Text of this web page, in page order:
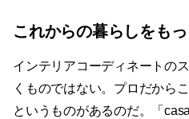
これからの暮らしをも
インテリアコーディネートの
くものではない。プロだから
というものがあるのだ。「